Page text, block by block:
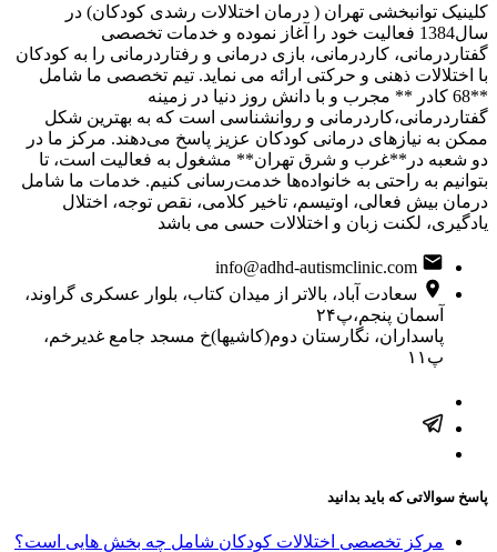
کلینیک توانبخشی تهران ( درمان اختلالات رشدی کودکان) در
سال1384 فعالیت خود را آغاز نموده و خدمات تخصصی
گفتاردرمانی، کاردرمانی، بازی درمانی و رفتاردرمانی را به کودکان
با اختلالات ذهنی و حرکتی ارائه می نماید. تیم تخصصی ما شامل
**68 کادر ** مجرب و با دانش روز دنیا در زمینه
گفتاردرمانی،کاردرمانی و روانشناسی است که به بهترین شکل
ممکن به نیازهای درمانی کودکان عزیز پاسخ می‌دهند. مرکز ما در
دو شعبه در**غرب و شرق تهران** مشغول به فعالیت است، تا
بتوانیم به راحتی به خانواده‌ها خدمت‌رسانی کنیم. خدمات ما شامل
درمان بیش فعالی، اوتیسم، تاخیر کلامی، نقص توجه، اختلال
یادگیری، لکنت زبان و اختلالات حسی می باشد
info@adhd-autismclinic.com
سعادت آباد، بالاتر از میدان کتاب، بلوار عسکری گراوند،
آسمان پنجم،پ۲۴
پاسداران، نگارستان دوم(کاشیها)خ مسجد جامع غدیرخم،
پ۱۱
پاسخ سوالاتی که باید بدانید
مرکز تخصصی اختلالات کودکان شامل چه بخش هایی است؟